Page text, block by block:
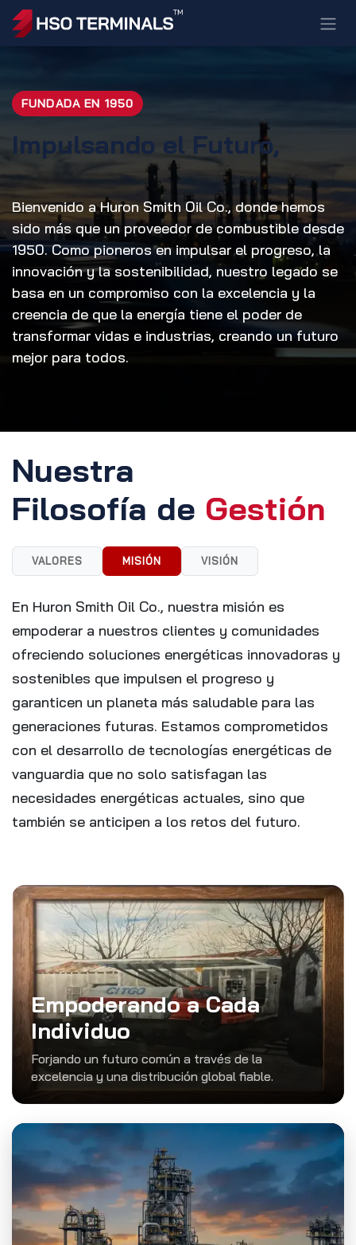
Ir al contenido
FUNDADA EN 1950
Impulsando el Futuro,
Bienvenido a Huron Smith Oil Co., donde hemos
sido más que un proveedor de combustible desde
1950. Como pioneros en impulsar el progreso, la
innovación y la sostenibilidad, nuestro legado se
basa en un compromiso con la excelencia y la
creencia de que la energía tiene el poder de
transformar vidas e industrias, creando un futuro
mejor para todos.
Nuestra
Filosofía de Gestión
VALORES MISIÓN VISIÓN
En Huron Smith Oil Co., nuestra misión es
empoderar a nuestros clientes y comunidades
ofreciendo soluciones energéticas innovadoras y
sostenibles que impulsen el progreso y
garanticen un planeta más saludable para las
generaciones futuras. Estamos comprometidos
con el desarrollo de tecnologías energéticas de
vanguardia que no solo satisfagan las
necesidades energéticas actuales, sino que
también se anticipen a los retos del futuro.
Empoderando a Cada
Individuo
Forjando un futuro común a través de la
excelencia y una distribución global fiable.